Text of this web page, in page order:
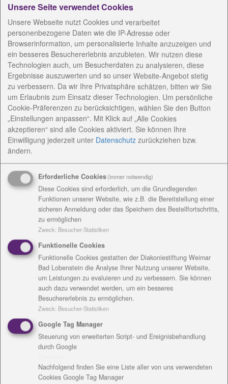
Die Gemeinschaftsaktion „Zu Tisch bei Jakob –
essen, trinken, Wärme schenken“ der
Kirchengemeinde Weimar und Diakoniestiftung
Weimar Bad Lobenstein gGmbH erhielt den
Mitteldeutschen Fundraisingpreis 2025, dotiert mit
1.000 Euro.
Die Preise wurden beim 22. Mitteldeutschen
Fundraisingtag an der Ernst-Abbe-Hochschule in
Jena vergeben. Aus allen Bewerbungen waren im
Vorfeld drei Projekte ausgewählt worden. Die
Teilnehmenden des Fundraisingtages ermittelten die
Platzierungen mittels Direktabstimmung.
Zur Aktion "Zu Tisch bei Jakob" in Weimar waren
Menschen in zwei Wintermonaten auf ein warmes
Mittagessen an einen schön gedeckten Tisch und ein
nettes Gespräch in den Jakobsaal eingeladen. Nach
dem Prinzip „Einmal Essen macht zweimal satt“
oder mehr. „Das Projekt bringt Menschen
unterschiedlichster sozialer Schichten, Einkommen
und Lebenssituationen an einen Tisch. Der
Arbeitsuchende kann dem Architekten aus seinem
Leben berichten, die einsame Rentnerin trifft die
Mama mit vier Kindern“, heißt es dazu. Mehr als 30
Ehrenamtliche halfen aktiv. Für Online-Spenden
wurde direkt in einem Gottesdienst geworben, mehr
als 10.000 Euro kamen zusammen. >
Die Fundraisingpreise hatte der Verein
Unsere Seite verwendet Cookies
Unsere Webseite nutzt Cookies und verarbeitet
personenbezogene Daten wie die IP-Adresse oder
Browserinformation, um personalisierte Inhalte anzuzeigen und
ein besseres Besuchererlebnis anzubieten. Wir nutzen diese
Technologien auch, um Besucherdaten zu analysieren, diese
Ergebnisse auszuwerten und so unser Website-Angebot stetig
zu verbessern. Da wir Ihre Privatsphäre schätzen, bitten wir Sie
um Erlaubnis zum Einsatz dieser Technologien. Um persönliche
Cookie-Präferenzen zu berücksichtigen, wählen Sie den Button
„Einstellungen anpassen“. Mit Klick auf „Alle Cookies
akzeptieren“ sind alle Cookies aktiviert. Sie können Ihre
Einwilligung jederzeit unter Datenschutz zurückziehen bzw.
ändern.
Erforderliche Cookies(immer notwendig)
Diese Cookies sind erforderlich, um die Grundlegenden
Funktionen unserer Website, wie z.B. die Bereitstellung einer
sicheren Anmeldung oder das Speichern des Bestellfortschritts,
zu ermöglichen
Zweck: Besucher-Statistiken
Funktionelle Cookies
Funktionelle Cookies gestatten der Diakoniestiftung Weimar
Bad Lobenstein die Analyse Ihrer Nutzung unserer Website,
um Leistungen zu evaluieren und zu verbessern. Sie können
auch dazu verwendet werden, um ein besseres
Besuchererlebnis zu ermöglichen.
Zweck: Besucher-Statistiken
Google Tag Manager
Steuerung von erweiterten Script- und Ereignisbehandlung
durch Google
Nachfolgend finden Sie eine Liste aller von uns verwendeten
Cookies Google Tag Manager